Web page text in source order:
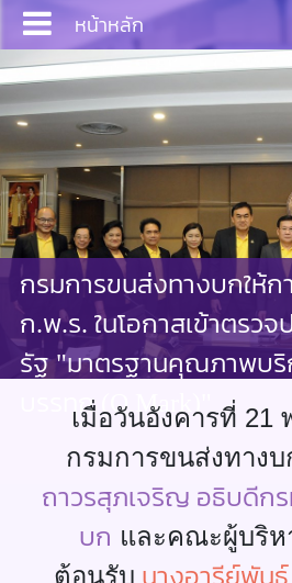
หน้าหลัก
บริการ
ประชาสัมพันธ์
งานสัมมนา
เอกสาร
ติดต่อสอบถาม
หน้าหลัก
กรมการขนส่งทางบกให้
ก.พ.ร. ในโอกาสเข้าตรวจ
รัฐ "มาตรฐานคุณภาพบริ
บรรทุก (Q Mark)"
เมื่อวันอังคารที่ 21
กรมการขนส่งทางบ
ถาวรสุภเจริญ อธิบดีก
บก และคณะผู้บริห
ต้อนรับ